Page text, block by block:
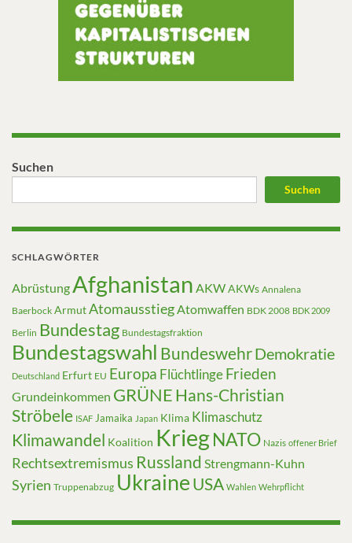
Suchen
Suchen
SCHLAGWÖRTER
Abrüstung Afghanistan AKWAKWs Annalena
Baerbock ArmutAtomausstiegAtomwaffen BDK 2008 BDK 2009
Berlin Bundestag Bundestagsfraktion
Bundestagswahl BundeswehrDemokratie
Deutschland Erfurt EU Europa FlüchtlingeFrieden
Grundeinkommen GRÜNE Hans-Christian
Ströbele ISAF Jamaika Japan Klima Klimaschutz
Klimawandel Koalition KriegNATO Nazis offener Brief
Rechtsextremismus Russland Strengmann-Kuhn
Syrien Truppenabzug UkraineUSA Wahlen Wehrpflicht